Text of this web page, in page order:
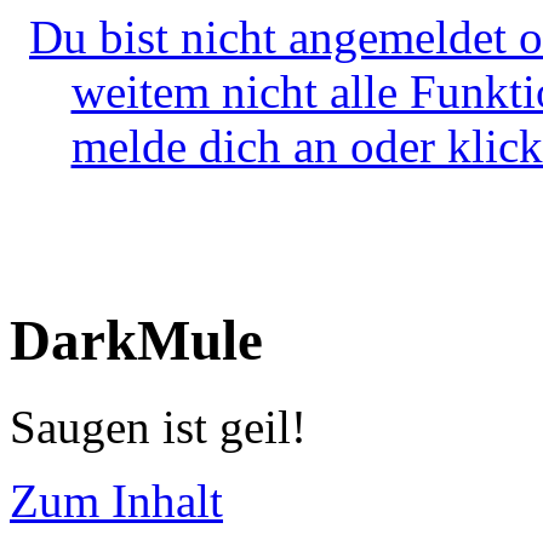
Du bist nicht angemeldet
weitem nicht alle
melde dich an oder
DarkMule
Saugen ist geil!
Zum Inhalt